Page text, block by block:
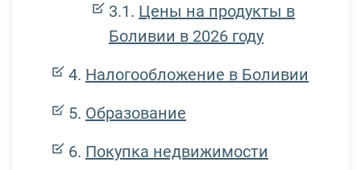
Цены на продукты в
Боливии в 2026 году
Налогообложение в Боливии
Образование
Покупка недвижимости